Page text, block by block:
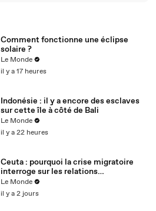
Comment fonctionne une éclipse
solaire ?
Le Monde
il y a 17 heures
Indonésie : il y a encore des esclaves
sur cette île à côté de Bali
Le Monde
il y a 22 heures
Ceuta : pourquoi la crise migratoire
interroge sur les relations
diplomatiques entre le Maroc et
l’Espagne ?
Le Monde
il y a 2 jours